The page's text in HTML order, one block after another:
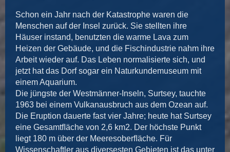
Schon ein Jahr nach der Katastrophe waren die
Menschen auf der Insel zurück. Sie stellten ihre
Häuser instand, benutzten die warme Lava zum
Heizen der Gebäude, und die Fischindustrie nahm ihre
Arbeit wieder auf. Das Leben normalisierte sich, und
jetzt hat das Dorf sogar ein Naturkundemuseum mit
einem Aquarium.
Die jüngste der Westmänner-Inseln, Surtsey, tauchte
1963 bei einem Vulkanausbruch aus dem Ozean auf.
Die Eruption dauerte fast vier Jahre; heute hat Surtsey
eine Gesamtﬂäche von 2,6 km2. Der höchste Punkt
liegt 180 m über der Meeresoberﬂäche. Für
Wissenschaftler aus diversesten Gebieten ist das unter